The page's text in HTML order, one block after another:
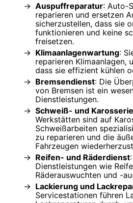
Auspuffreparatur: Auto-
reparieren und ersetzen
sicherzustellen, dass sie
funktionieren und keine
freisetzen.
Klimaanlagenwartung:
reparieren Klimaanlagen,
dass sie effizient kühlen
Bremsendienst: Die
von Bremsen ist ein
Dienstleistungen.
Schweiß- und
Werkstätten sind auf
Schweißarbeiten
zu reparieren und die
Fahrzeugen
Reifen- und Räderdienst
Dienstleistungen wie
Räderauswuchten und -
Lackierung und
Servicestationen führen